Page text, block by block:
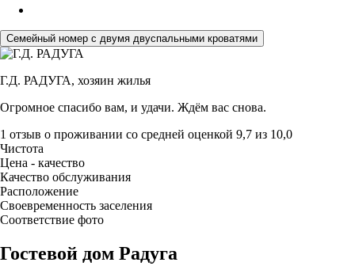
Семейный номер с двумя двуспальными кроватями
Г.Д. РАДУГА, хозяин жилья
Огромное спасибо вам, и удачи. Ждём вас снова.
1 отзыв о проживании со средней оценкой 9,7 из 10,0
Чистота
Цена - качество
Качество обслуживания
Расположение
Своевременность заселения
Соответствие фото
Гостевой дом Радуга